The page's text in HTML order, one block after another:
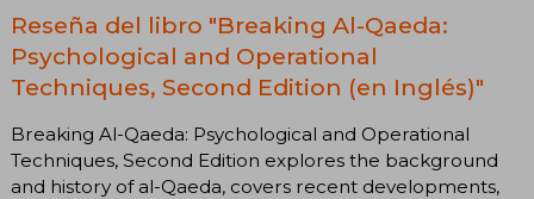
Reseña del libro "Breaking Al-Qaeda:
Psychological and Operational
Techniques, Second Edition (en Inglés)"
Breaking Al-Qaeda: Psychological and Operational
Techniques, Second Edition explores the background
and history of al-Qaeda, covers recent developments,